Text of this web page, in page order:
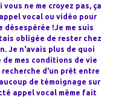
vous ne me croyez pas, ça
vocal ou vidéo pour
désespérée !Je me suis
obligée de rester chez
Je n'avais plus de quoi
mes conditions de vie
recherche d'un prêt entre
de témoignage sur
appel vocal même fait